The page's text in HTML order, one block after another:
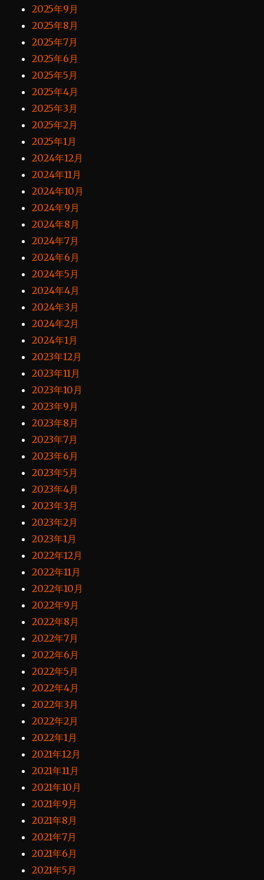
2025年9月
2025年8月
2025年7月
2025年6月
2025年5月
2025年4月
2025年3月
2025年2月
2025年1月
2024年12月
2024年11月
2024年10月
2024年9月
2024年8月
2024年7月
2024年6月
2024年5月
2024年4月
2024年3月
2024年2月
2024年1月
2023年12月
2023年11月
2023年10月
2023年9月
2023年8月
2023年7月
2023年6月
2023年5月
2023年4月
2023年3月
2023年2月
2023年1月
2022年12月
2022年11月
2022年10月
2022年9月
2022年8月
2022年7月
2022年6月
2022年5月
2022年4月
2022年3月
2022年2月
2022年1月
2021年12月
2021年11月
2021年10月
2021年9月
2021年8月
2021年7月
2021年6月
2021年5月